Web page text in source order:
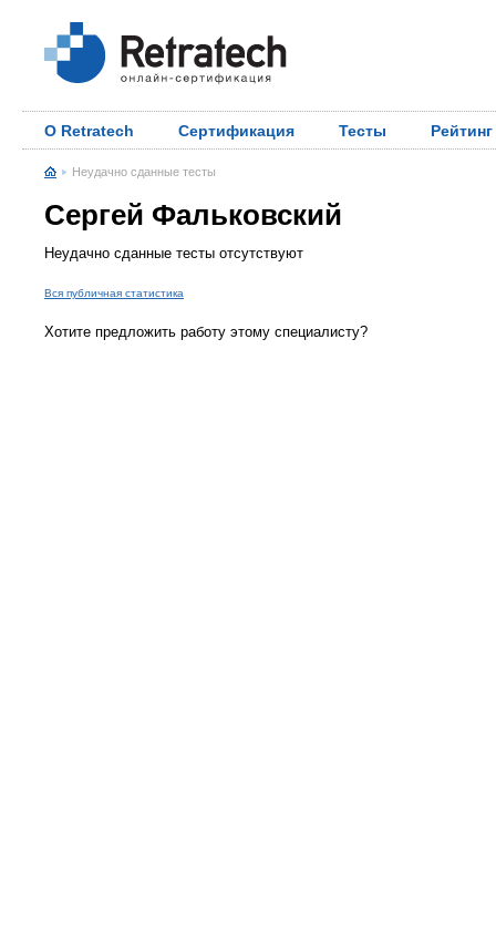
О Retratech Сертификация Тесты Рейтинг
Неудачно сданные тесты
Сергей Фальковский
Неудачно сданные тесты отсутствуют
Вся публичная статистика
Хотите предложить работу этому специалисту?